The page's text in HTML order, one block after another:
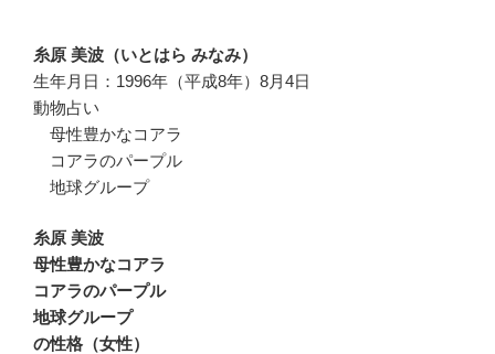
糸原 美波（いとはら みなみ）
生年月日：1996年（平成8年）8月4日
動物占い
母性豊かなコアラ
コアラのパープル
地球グループ
糸原 美波
母性豊かなコアラ
コアラのパープル
地球グループ
の性格（女性）